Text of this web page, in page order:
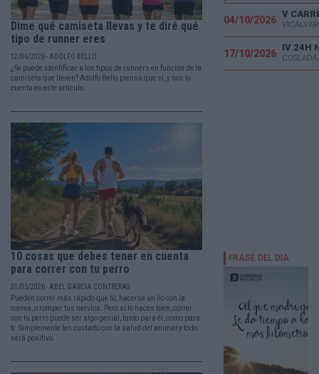
Dime qué camiseta llevas y te diré qué
tipo de runner eres
12/06/2026 - ADOLFO BELLO
¿Se puede identificar a los tipos de runners en función de la
camiseta que lleven? Adolfo Bello piensa que sí, y nos lo
cuenta en este artículo.
10 cosas que debes tener en cuenta
para correr con tu perro
31/05/2026 - ABEL GARCÍA CONTRERAS
Pueden correr más rápido que tú, hacerse un lío con la
correa, o romper tus nervios. Pero si lo haces bien, correr
con tu perro puede ser algo genial, tanto para él, como para
ti. Simplemente ten cuidado con la salud del animal y todo
será positivo.
04/10/2026
17/10/2026
IV 24H